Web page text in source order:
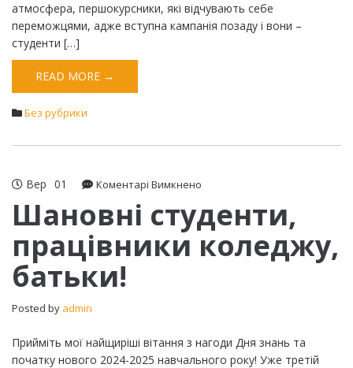
атмосфера, першокурсники, які відчувають себе
переможцями, адже вступна кампанія позаду і вони –
студенти […]
READ MORE →
Без рубрики
Вер 01 Коментарі Вимкнено
студенти,
працівники
коледжу,
Шановні студенти,
працівники коледжу,
батьки!
Posted by admin
Прийміть мої найщиріші вітання з нагоди Дня знань та
початку нового 2024-2025 навчального року! Уже третій